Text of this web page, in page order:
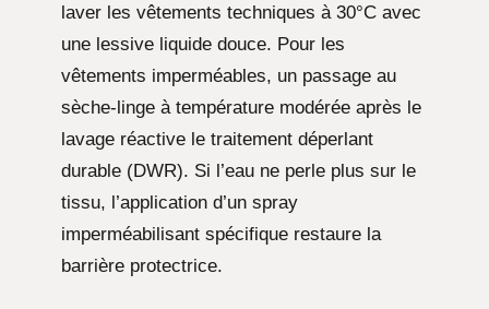
laver les vêtements techniques à 30°C avec
une lessive liquide douce. Pour les
vêtements imperméables, un passage au
sèche-linge à température modérée après le
lavage réactive le traitement déperlant
durable (DWR). Si l’eau ne perle plus sur le
tissu, l’application d’un spray
imperméabilisant spécifique restaure la
barrière protectrice.